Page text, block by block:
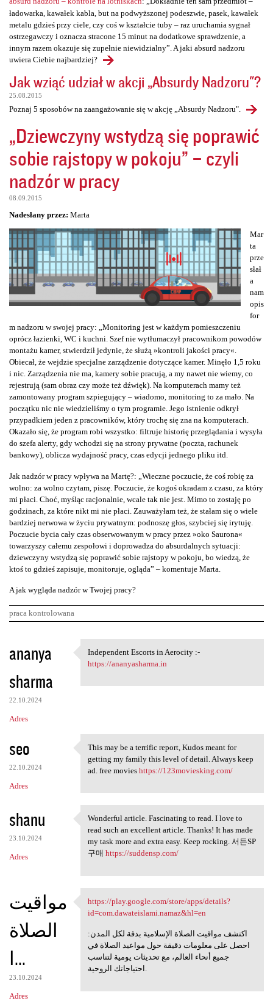
ładowarka, kawałek kabla, but na podwyższonej podeszwie, pasek, kawałek
metalu gdzieś przy ciele, czy coś w kształcie tuby – raz uruchamia sygnał
ostrzegawczy i oznacza stracone 15 minut na dodatkowe sprawdzenie, a
innym razem okazuje się zupełnie niewidzialny”. A jaki absurd nadzoru
uwiera Ciebie najbardziej?
Jak wziąć udział w akcji „Absurdy Nadzoru"?
25.08.2015
Poznaj 5 sposobów na zaangażowanie się w akcję „Absurdy Nadzoru".
„Dziewczyny wstydzą się poprawić
sobie rajstopy w pokoju” – czyli
nadzór w pracy
08.09.2015
Nadesłany przez: Marta
Mar
ta
prze
słał
a
nam
opis
for
m nadzoru w swojej pracy: „Monitoring jest w każdym pomieszczeniu
oprócz łazienki, WC i kuchni. Szef nie wytłumaczył pracownikom powodów
montażu kamer, stwierdził jedynie, że służą »kontroli jakości pracy«.
Obiecał, że wejdzie specjalne zarządzenie dotyczące kamer. Minęło 1,5 roku
i nic. Zarządzenia nie ma, kamery sobie pracują, a my nawet nie wiemy, co
rejestrują (sam obraz czy może też dźwięk). Na komputerach mamy też
zamontowany program szpiegujący – wiadomo, monitoring to za mało. Na
początku nic nie wiedzieliśmy o tym programie. Jego istnienie odkrył
przypadkiem jeden z pracowników, który trochę się zna na komputerach.
Okazało się, że program robi wszystko: filtruje historię przeglądania i wysyła
do szefa alerty, gdy wchodzi się na strony prywatne (poczta, rachunek
bankowy), oblicza wydajność pracy, czas edycji jednego pliku itd.
Jak nadzór w pracy wpływa na Martę?: „Wieczne poczucie, że coś robię za
wolno: za wolno czytam, piszę. Poczucie, że kogoś okradam z czasu, za który
mi płaci. Choć, myśląc racjonalnie, wcale tak nie jest. Mimo to zostaję po
godzinach, za które nikt mi nie płaci. Zauważyłam też, że stałam się o wiele
bardziej nerwowa w życiu prywatnym: podnoszę głos, szybciej się irytuję.
Poczucie bycia cały czas obserwowanym w pracy przez »oko Saurona«
towarzyszy całemu zespołowi i doprowadza do absurdalnych sytuacji:
dziewczyny wstydzą się poprawić sobie rajstopy w pokoju, bo wiedzą, że
ktoś to gdzieś zapisuje, monitoruje, ogląda” – komentuje Marta.
A jak wygląda nadzór w Twojej pracy?
praca kontrolowana
K
o
m
e
n
a
r
z
ananya
sharma
22.10.2024
Adres
Independent Escorts in
Independent Escorts in Aerocity :-
https://ananyasharma.in
seo
22.10.2024
Adres
This may be a terrific report
This may be a terrific report, Kudos meant for
getting my family this level of detail. Always keep
ad. free movies https://123moviesking.com/
shanu
23.10.2024
Adres
Wonderful article.
Wonderful article. Fascinating to read. I love to
read such an excellent article. Thanks! It has made
my task more and extra easy. Keep rocking. 서든SP
구매 https://suddensp.com/
مواقيت
الصلاة
ا...
23.10.2024
Adres
https://play.google.com/store
https://play.google.com/store/apps/details?
id=com.dawateislami.namaz&hl=en
اكتشف مواقيت الصلاة الإسلامية بدقة لكل المدن:
احصل على معلومات دقيقة حول مواعيد الصلاة في
جميع أنحاء العالم، مع تحديثات يومية لتناسب
احتياجاتك الروحية.